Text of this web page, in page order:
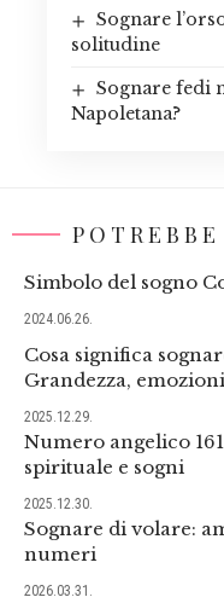
Sognare
solitudine
Sognare fedi
Napoletana?
Simbolo del sogno
2024.06.26.
Cosa significa
Grandezza,
2025.12.29.
Numero angelico
spirituale e sogni
2025.12.30.
Sognare di volare:
numeri
2026.03.31.